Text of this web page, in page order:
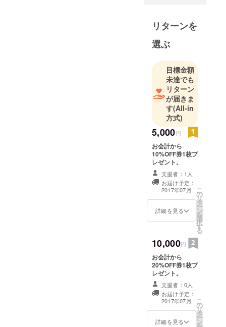
締らせてい
ただいてま
す。
バー事業、
バー立ち上
げコンサル
事業、イン
バウンド事
業、二次会
プラン
ナー、MC事
業、不定期
で子供食堂
を開催
リターンを
選ぶ
目標金額
未達でも
リターン
が届きま
す(All-in
方式)
5,000円
お会計から
10%OFF券1枚プ
レゼント。
支援者：1人
お届け予定：
2017年07月
詳細を見る
こ
の
リ
タ
ー
ン
を
選
択
す
る
10,000円
お会計から
20%OFF券1枚プ
レゼント。
支援者：0人
お届け予定：
2017年07月
詳細を見る
こ
の
リ
タ
ー
ン